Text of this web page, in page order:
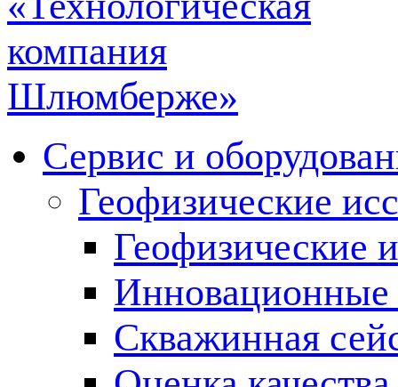
Сервис и
Геофизические
Геофизические
Инновационные
Скважинная